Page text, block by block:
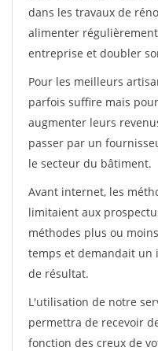
dans les travaux de
alimenter
entreprise et doubler
Pour les meilleurs
parfois suffire mais
augmenter leurs
passer par un
le secteur du bâtiment.
Avant internet, les
limitaient aux
méthodes plus ou
temps et demandait un
de résultat.
L'utilisation de notre
permettra de recevoir
fonction des creux de